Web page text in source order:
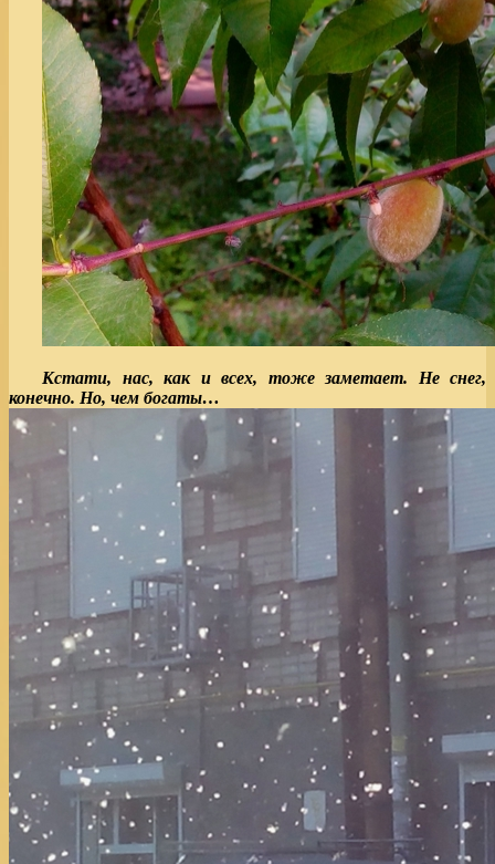
Кстати, нас, как и всех, тоже заметает. Не снег,
конечно. Но, чем богаты…